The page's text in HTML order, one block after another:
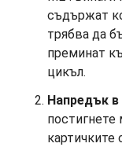
съдържат
трябва да
преминат
цикъл.
Напредък
картичките